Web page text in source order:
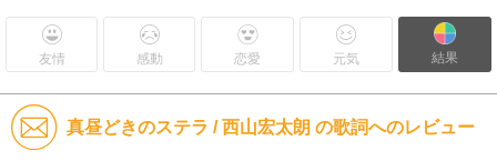
友情 感動 恋愛 元気 結果
真昼どきのステラ / 西山宏太朗 の歌詞へのレビュー